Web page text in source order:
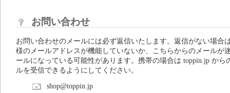
お問い合わせ
お問い合わせのメールには必ず返信いたします。返信がない場合
様のメールアドレスが機能していないか、こちらからのメールが
ールになっている可能性があります。携帯の場合は toppin.jp から
ルを受信できるようにしてください。
shop@toppin.jp